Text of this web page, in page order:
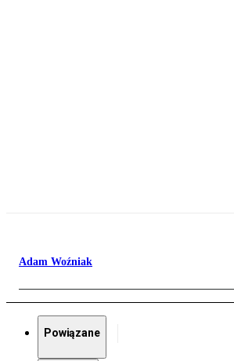
Adam Woźniak
Powiązane